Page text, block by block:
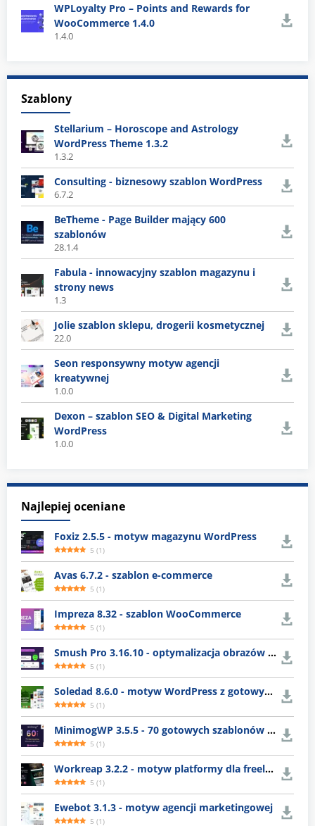
WPLoyalty Pro – Points and Rewards for
WooCommerce 1.4.0
1.4.0
Szablony
Stellarium – Horoscope and Astrology
WordPress Theme 1.3.2
1.3.2
Consulting - biznesowy szablon WordPress
6.7.2
BeTheme - Page Builder mający 600
szablonów
28.1.4
Fabula - innowacyjny szablon magazynu i
strony news
1.3
Jolie szablon sklepu, drogerii kosmetycznej
22.0
Seon responsywny motyw agencji
kreatywnej
1.0.0
Dexon – szablon SEO & Digital Marketing
WordPress
1.0.0
Najlepiej oceniane
Foxiz 2.5.5 - motyw magazynu WordPress
5 (1)
Avas 6.7.2 - szablon e-commerce
5 (1)
Impreza 8.32 - szablon WooCommerce
5 (1)
Smush Pro 3.16.10 - optymalizacja obrazów WordPress
5 (1)
Soledad 8.6.0 - motyw WordPress z gotowymi układami
5 (1)
MinimogWP 3.5.5 - 70 gotowych szablonów e-commerce
5 (1)
Workreap 3.2.2 - motyw platformy dla freelancerów
5 (1)
Ewebot 3.1.3 - motyw agencji marketingowej
5 (1)